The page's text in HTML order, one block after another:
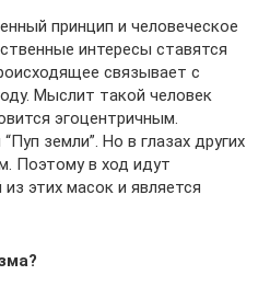
принцип и человеческое
интересы ставятся
связывает с
Мыслит такой человек
эгоцентричным.
земли”. Но в глазах других
Поэтому в ход идут
этих масок и является